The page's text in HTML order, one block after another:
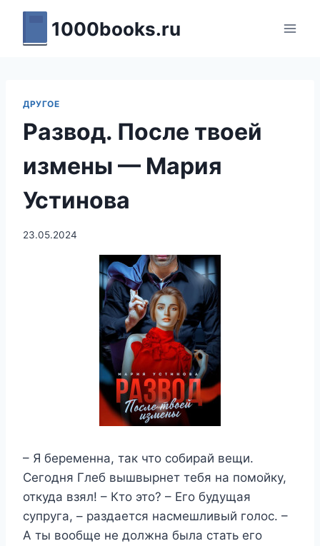
Перейти
содержимому
1000books.ru
ДРУГОЕ
Развод. После твоей
измены — Мария
Устинова
23.05.2024
– Я беременна, так что собирай вещи.
Сегодня Глеб вышвырнет тебя на помойку,
откуда взял! – Кто это? – Его будущая
супруга, – раздается насмешливый голос. –
А ты вообще не должна была стать его